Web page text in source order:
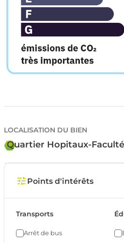
LOCALISATION DU BIEN
Quartier Hopitaux-
Points d'intérêts
Transports
Arrêt de bus